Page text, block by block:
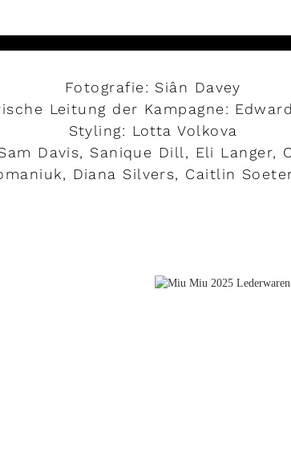
Fotografie: Siân Davey
Leitung der Kampagne:
Styling: Lotta Volkova
Davis, Sanique Dill, Eli Langer,
Diana Silvers, Caitlin